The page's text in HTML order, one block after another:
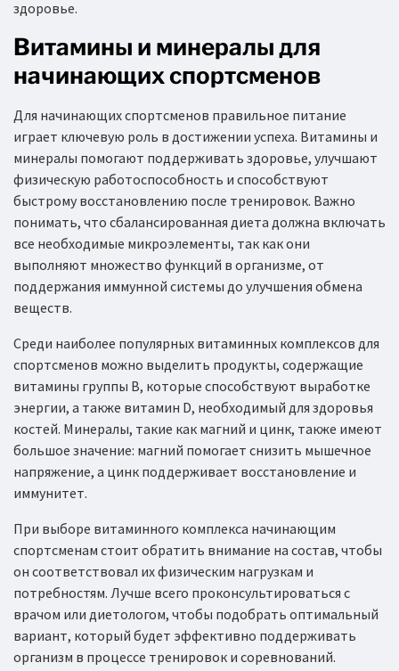
здоровье.
Витамины и минералы для
начинающих спортсменов
Для начинающих спортсменов правильное питание
играет ключевую роль в достижении успеха. Витамины и
минералы помогают поддерживать здоровье, улучшают
физическую работоспособность и способствуют
быстрому восстановлению после тренировок. Важно
понимать, что сбалансированная диета должна включать
все необходимые микроэлементы, так как они
выполняют множество функций в организме, от
поддержания иммунной системы до улучшения обмена
веществ.
Среди наиболее популярных витаминных комплексов для
спортсменов можно выделить продукты, содержащие
витамины группы B, которые способствуют выработке
энергии, а также витамин D, необходимый для здоровья
костей. Минералы, такие как магний и цинк, также имеют
большое значение: магний помогает снизить мышечное
напряжение, а цинк поддерживает восстановление и
иммунитет.
При выборе витаминного комплекса начинающим
спортсменам стоит обратить внимание на состав, чтобы
он соответствовал их физическим нагрузкам и
потребностям. Лучше всего проконсультироваться с
врачом или диетологом, чтобы подобрать оптимальный
вариант, который будет эффективно поддерживать
организм в процессе тренировок и соревнований.